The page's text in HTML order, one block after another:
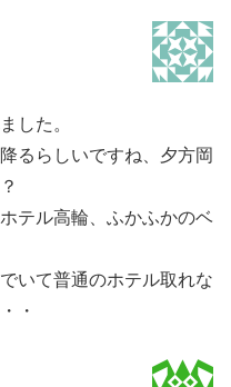
した。
るらしいですね、夕方岡
テル高輪、ふかふかのベ
いて普通のホテル取れな
・